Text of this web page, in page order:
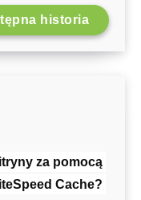
historia
za pomocą
Cache?